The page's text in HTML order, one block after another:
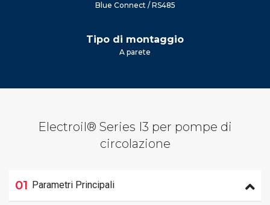
Blue Connect / RS485
Tipo di montaggio
A parete
Electroil® Series I3 per pompe di
circolazione
01 Parametri Principali